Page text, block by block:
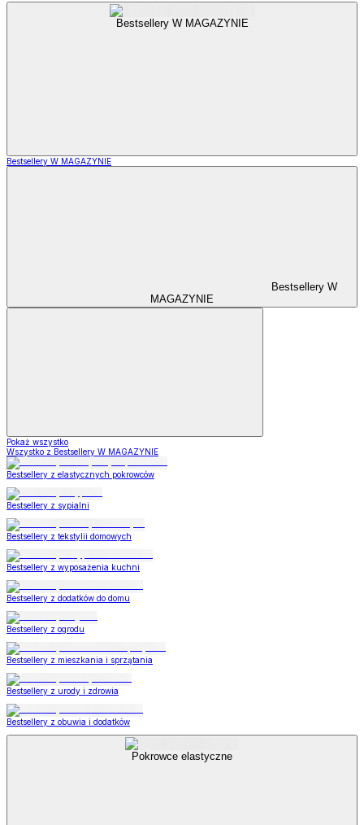
Bestsellery W MAGAZYNIE
Bestsellery W MAGAZYNIE
Bestsellery W
MAGAZYNIE
Pokaż wszystko
Wszystko z Bestsellery W MAGAZYNIE
Bestsellery z elastycznych pokrowców
Bestsellery z sypialni
Bestsellery z tekstylii domowych
Bestsellery z wyposażenia kuchni
Bestsellery z dodatków do domu
Bestsellery z ogrodu
Bestsellery z mieszkania i sprzątania
Bestsellery z urody i zdrowia
Bestsellery z obuwia i dodatków
Pokrowce elastyczne